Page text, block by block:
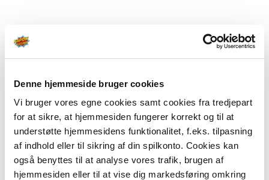
Denne hjemmeside bruger cookies
Vi bruger vores egne cookies samt cookies fra tredjepart
for at sikre, at hjemmesiden fungerer korrekt og til at
understøtte hjemmesidens funktionalitet, f.eks. tilpasning
af indhold eller til sikring af din spilkonto. Cookies kan
også benyttes til at analyse vores trafik, brugen af
hjemmesiden eller til at vise dig markedsføring omkring